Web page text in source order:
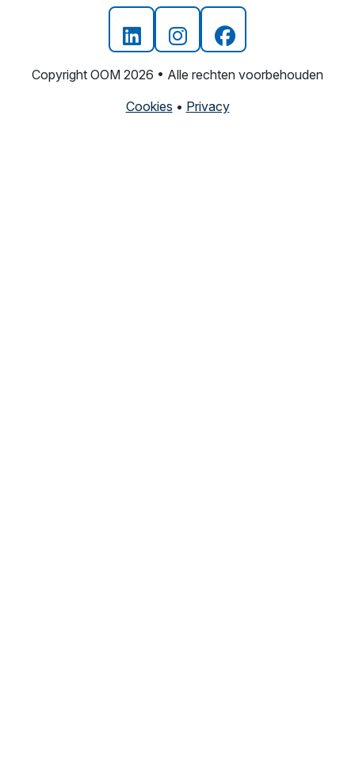
Copyright OOM 2026 • Alle rechten voorbehouden
Cookies • Privacy